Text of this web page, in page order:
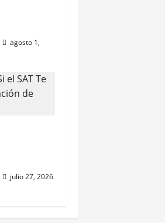
agosto 1,
julio 27, 2026